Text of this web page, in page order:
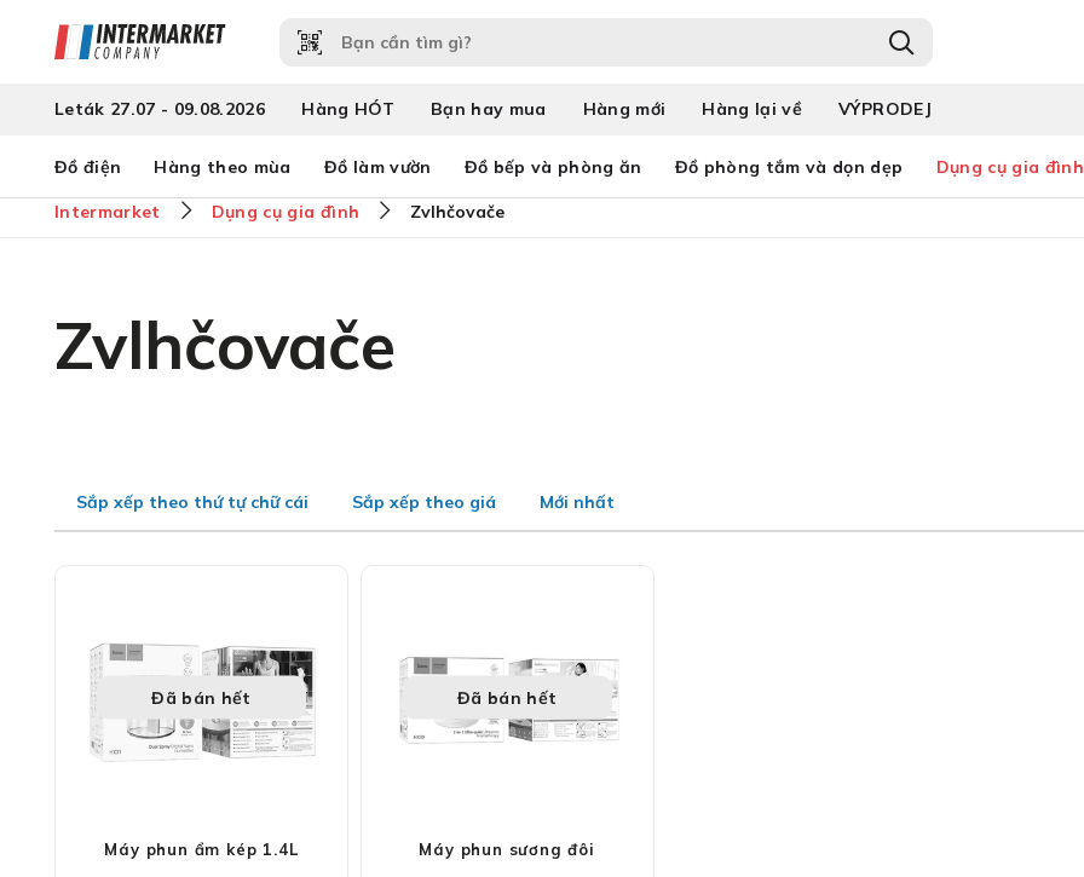
Leták 27.07 - 09.08.2026 Hàng HÓT Bạn hay mua Hàng mới Hàng lại về VÝPRODEJ
Đồ điện Hàng theo mùa Đồ làm vườn Đồ bếp và phòng ăn Đồ phòng tắm và dọn dẹp Dụng cụ gia đình
Intermarket Dụng cụ gia đình Zvlhčovače
Zvlhčovače
Sắp xếp theo thứ tự chữ cái Sắp xếp theo giá Mới nhất
Đã bán hết
Máy phun ẩm kép 1.4L
Đã bán hết
Máy phun sương đôi